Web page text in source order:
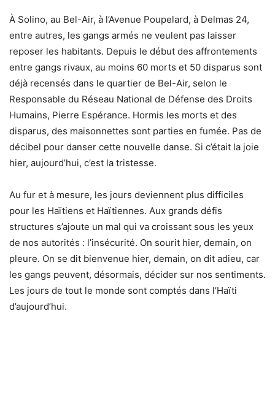
À Solino, au Bel-Air, à l’Avenue Poupelard, à Delmas 24,
entre autres, les gangs armés ne veulent pas laisser
reposer les habitants. Depuis le début des affrontements
entre gangs rivaux, au moins 60 morts et 50 disparus sont
déjà recensés dans le quartier de Bel-Air, selon le
Responsable du Réseau National de Défense des Droits
Humains, Pierre Espérance. Hormis les morts et des
disparus, des maisonnettes sont parties en fumée. Pas de
décibel pour danser cette nouvelle danse. Si c’était la joie
hier, aujourd’hui, c’est la tristesse.
Au fur et à mesure, les jours deviennent plus difficiles
pour les Haïtiens et Haïtiennes. Aux grands défis
structures s’ajoute un mal qui va croissant sous les yeux
de nos autorités : l’insécurité. On sourit hier, demain, on
pleure. On se dit bienvenue hier, demain, on dit adieu, car
les gangs peuvent, désormais, décider sur nos sentiments.
Les jours de tout le monde sont comptés dans l’Haïti
d’aujourd’hui.